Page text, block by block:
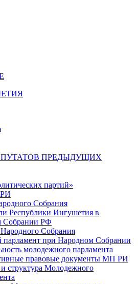
ПРЕДЫДУЩИХ
партий»
Собрания
Республики Ингушетия в
Собрании РФ
Собрания
при Народном Собрании
молодежного парламента
правовые документы МП РИ
структура Молодежного